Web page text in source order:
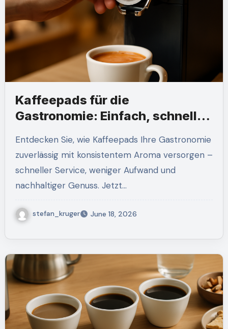
Kaffeepads für die
Gastronomie: Einfach, schnell
Entdecken Sie, wie Kaffeepads Ihre Gastronomie
zuverlässig mit konsistentem Aroma versorgen –
schneller Service, weniger Aufwand und
nachhaltiger Genuss. Jetzt…
stefan_kruger June 18, 2026